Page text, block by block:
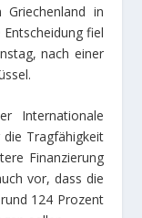
Griechenland in
fiel
nach einer
Internationale
die Tragfähigkeit
Finanzierung
vor, dass die
124 Prozent